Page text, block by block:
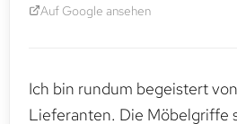
Auf Google ansehen
Ich bin rundum begeistert
Lieferanten. Die Möbelgriffe